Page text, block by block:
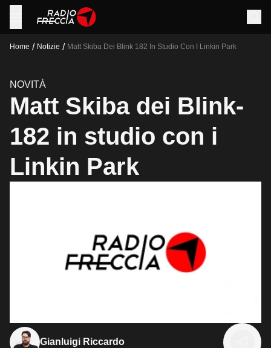
Home / Notizie / Matt Skiba Dei Blink 182 In Studio Con I Linkin Park
NOVITÀ
Matt Skiba dei Blink-
182 in studio con i
Linkin Park
Gianluigi Riccardo